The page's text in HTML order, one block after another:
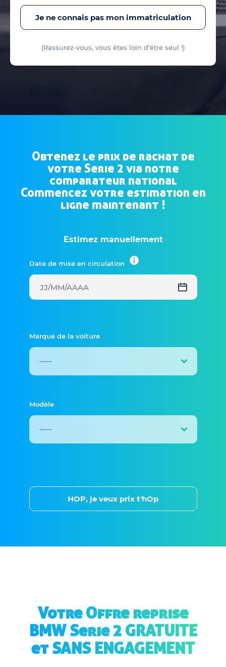
Je ne connais pas mon immatriculation
(Rassurez-vous, vous êtes loin d’être seul !)
Obtenez le prix de rachat de
votre Serie 2 via notre
comparateur national
Commencez votre estimation en
ligne maintenant !
Estimez manuellement
Date de mise en circulation
Marque de la voiture
Modèle
HOP, je veux prix t'hOp
Votre Offre reprise
BMW Serie 2 GRATUITE
et SANS ENGAGEMENT